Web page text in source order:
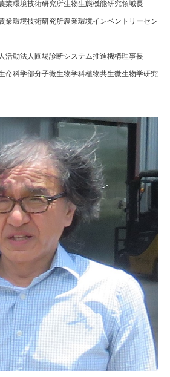
業環境技術研究所生物生態機能研究領域長
環境技術研究所農業環境インベントリーセン
活動法人圃場診断システム推進機構理事長
科学部分子微生物学科植物共生微生物学研究